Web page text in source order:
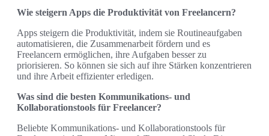
Wie steigern Apps die Produktivität von Freelancern?
Apps steigern die Produktivität, indem sie Routineaufgaben
automatisieren, die Zusammenarbeit fördern und es
Freelancern ermöglichen, ihre Aufgaben besser zu
priorisieren. So können sie sich auf ihre Stärken konzentrieren
und ihre Arbeit effizienter erledigen.
Was sind die besten Kommunikations- und
Kollaborationstools für Freelancer?
Beliebte Kommunikations- und Kollaborationstools für